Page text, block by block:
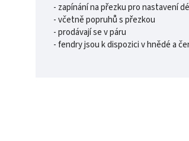
- zapínání na přezku pro nastavení
- včetně popruhů s přezkou
- prodávají se v páru
- fendry jsou k dispozici v hnědé a